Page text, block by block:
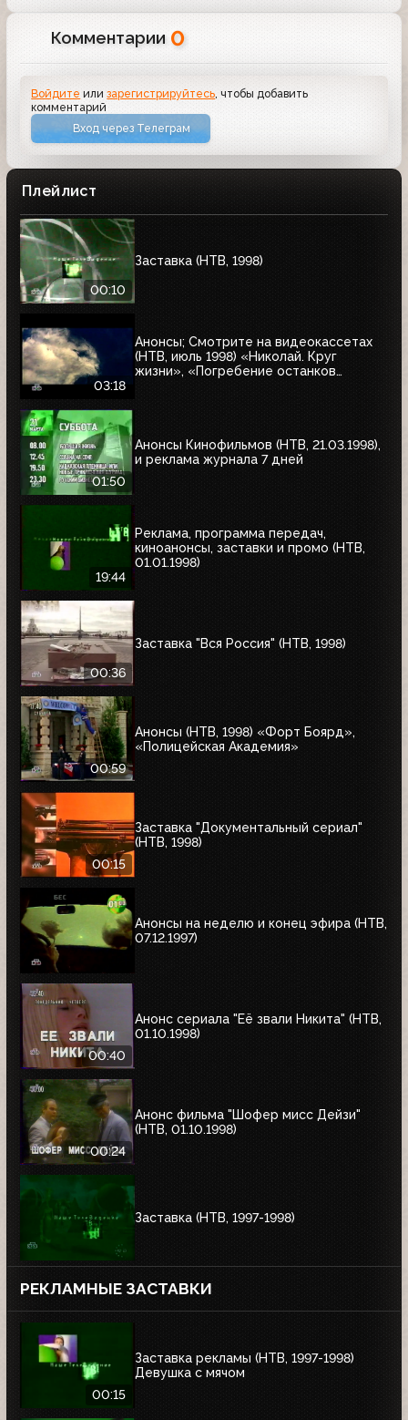
Комментарии 0
Войдите илизарегистрируйтесь, чтобы добавить
комментарий
Вход через Телеграм
Плейлист
00:10
Заставка (НТВ, 1998)
03:18
Анонсы; Смотрите на видеокассетах
(НТВ, июль 1998) «Николай. Круг
жизни», «Погребение останков
01:50
Анонсы Кинофильмов (НТВ, 21.03.1998),
и реклама журнала 7 дней
19:44
Реклама, программа передач,
киноанонсы, заставки и промо (НТВ,
01.01.1998)
00:36
Заставка "Вся Россия" (НТВ, 1998)
00:59
Анонсы (НТВ, 1998) «Форт Боярд»,
«Полицейская Академия»
00:15
Заставка "Документальный сериал"
(НТВ, 1998)
Анонсы на неделю и конец эфира (НТВ,
07.12.1997)
00:40
Анонс сериала "Её звали Никита" (НТВ,
01.10.1998)
00:24
Анонс фильма "Шофер мисс Дейзи"
(НТВ, 01.10.1998)
Заставка (НТВ, 1997-1998)
РЕКЛАМНЫЕ ЗАСТАВКИ
00:15
Заставка рекламы (НТВ, 1997-1998)
Девушка с мячом